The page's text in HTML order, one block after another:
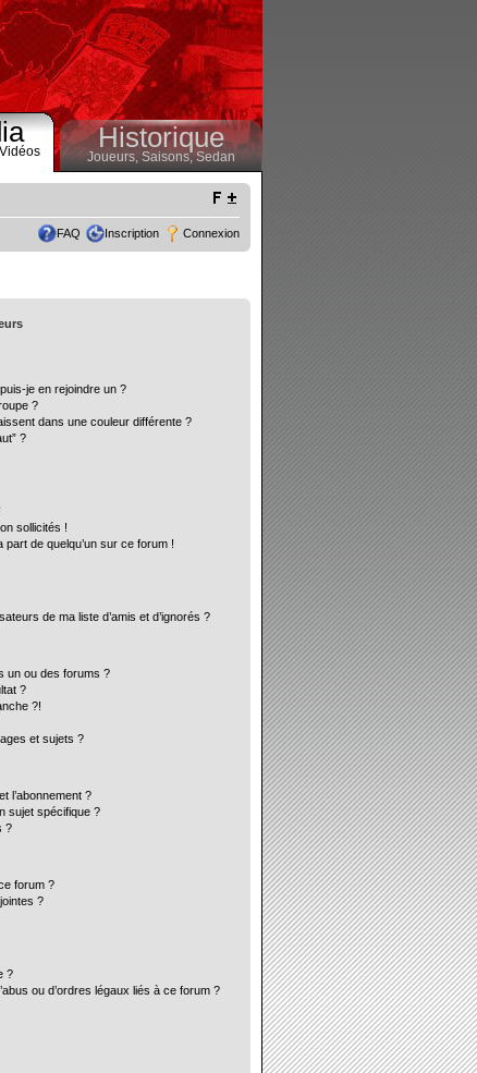
Vidéos Historique
Joueurs, Saisons,Sedan
FAQ Inscription Connexion
je en rejoindre un ?
?
dans une couleur différente ?
?
sollicités !
de quelqu’un sur ce forum !
de ma liste d’amis et d’ignorés ?
un ou des forums ?
?
?!
et sujets ?
l’abonnement ?
sujet spécifique ?
?
forum ?
?
?
ou d’ordres légaux liés à ce forum ?